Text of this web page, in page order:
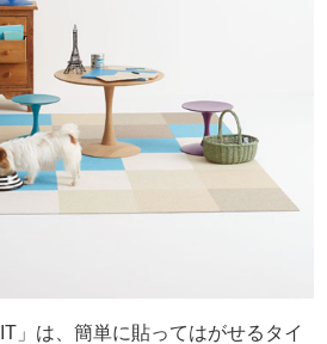
」は、簡単に貼ってはがせるタイ